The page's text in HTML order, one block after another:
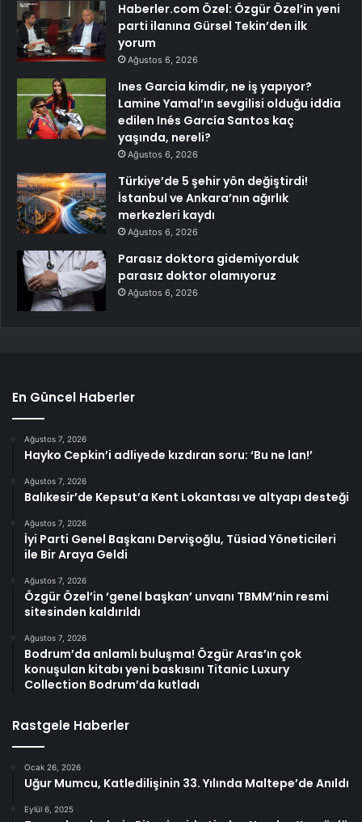
Haberler.com Özel: Özgür Özel’in yeni
parti ilanına Gürsel Tekin’den ilk
yorum
Ağustos 6, 2026
Ines Garcia kimdir, ne iş yapıyor?
Lamine Yamal’ın sevgilisi olduğu iddia
edilen Inés García Santos kaç
yaşında, nereli?
Ağustos 6, 2026
Türkiye’de 5 şehir yön değiştirdi!
İstanbul ve Ankara’nın ağırlık
merkezleri kaydı
Ağustos 6, 2026
Parasız doktora gidemiyorduk
parasız doktor olamıyoruz
Ağustos 6, 2026
En Güncel Haberler
Ağustos 7, 2026
Hayko Cepkin’i adliyede kızdıran soru: ‘Bu ne lan!’
Ağustos 7, 2026
Balıkesir’de Kepsut’a Kent Lokantası ve altyapı desteği
Ağustos 7, 2026
İyi Parti Genel Başkanı Dervişoğlu, Tüsiad Yöneticileri
ile Bir Araya Geldi
Ağustos 7, 2026
Özgür Özel’in ‘genel başkan’ unvanı TBMM’nin resmi
sitesinden kaldırıldı
Ağustos 7, 2026
Bodrum’da anlamlı buluşma! Özgür Aras’ın çok
konuşulan kitabı yeni baskısını Titanic Luxury
Collection Bodrum’da kutladı
Rastgele Haberler
Ocak 26, 2026
Uğur Mumcu, Katledilişinin 33. Yılında Maltepe’de Anıldı
Eylül 6, 2025